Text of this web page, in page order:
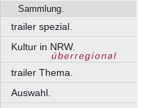
Sammlung.
trailer spezial.
Kultur in NRW.
trailer Thema.
Auswahl.